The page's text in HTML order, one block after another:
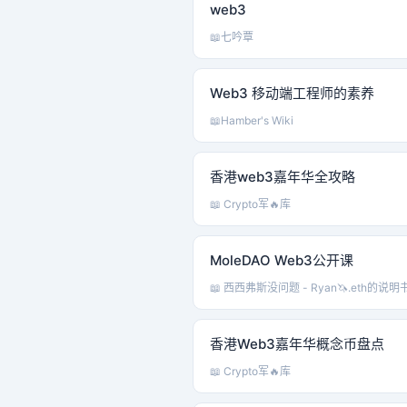
web3
📖七吟覃
Web3 移动端工程师的素养
📖Hamber's Wiki
香港web3嘉年华全攻略
📖 Crypto军🔥库
MoleDAO Web3公开课
📖 西西弗斯没问题 - Ryan🦄.eth的说明
香港Web3嘉年华概念币盘点
📖 Crypto军🔥库